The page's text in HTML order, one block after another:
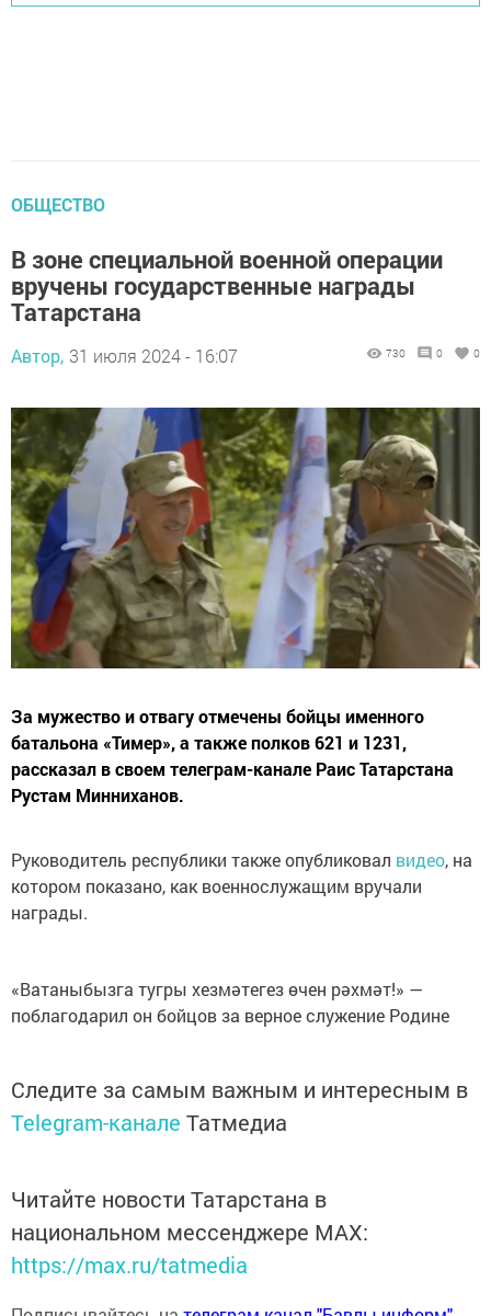
ОБЩЕСТВО
В зоне специальной военной операции
вручены государственные награды
Татарстана
Автор, 31 июля 2024 - 16:07 730 0 0
За мужество и отвагу отмечены бойцы именного
батальона «Тимер», а также полков 621 и 1231,
рассказал в своем телеграм-канале Раис Татарстана
Рустам Минниханов.
Руководитель республики также опубликовал видео, на
котором показано, как военнослужащим вручали
награды.
«Ватаныбызга тугры хезмәтегез өчен рәхмәт!» —
поблагодарил он бойцов за верное служение Родине
Следите за самым важным и интересным в
Telegram-канале Татмедиа
Читайте новости Татарстана в
национальном мессенджере MАХ:
https://max.ru/tatmedia